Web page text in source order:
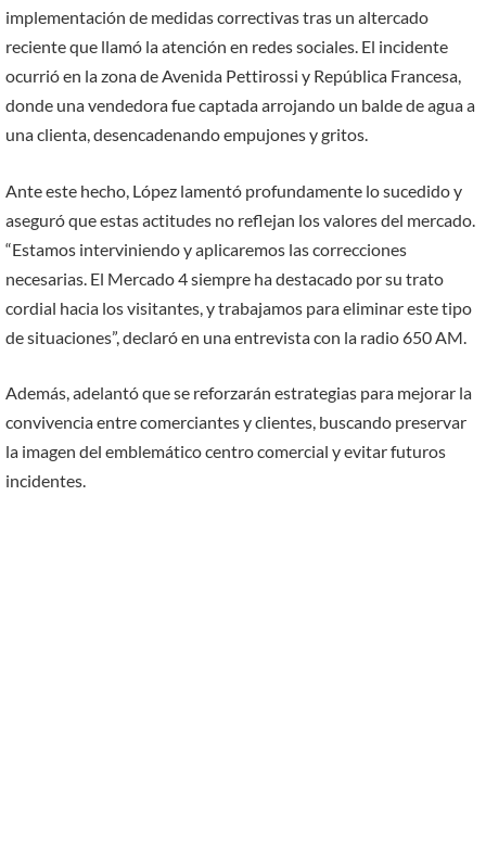
implementación de medidas correctivas tras un altercado
reciente que llamó la atención en redes sociales. El incidente
ocurrió en la zona de Avenida Pettirossi y República Francesa,
donde una vendedora fue captada arrojando un balde de agua a
una clienta, desencadenando empujones y gritos.
Ante este hecho, López lamentó profundamente lo sucedido y
aseguró que estas actitudes no reflejan los valores del mercado.
“Estamos interviniendo y aplicaremos las correcciones
necesarias. El Mercado 4 siempre ha destacado por su trato
cordial hacia los visitantes, y trabajamos para eliminar este tipo
de situaciones”, declaró en una entrevista con la radio 650 AM.
Además, adelantó que se reforzarán estrategias para mejorar la
convivencia entre comerciantes y clientes, buscando preservar
la imagen del emblemático centro comercial y evitar futuros
incidentes.